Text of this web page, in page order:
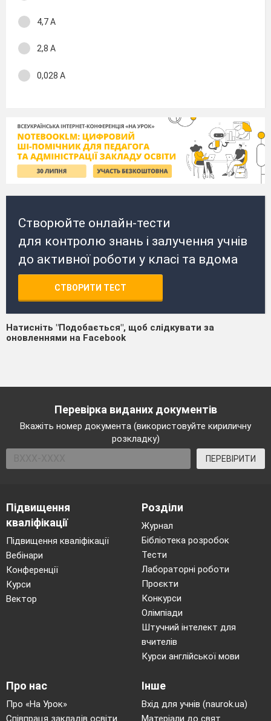
4,7 А
2,8 А
0,028 А
Створюйте онлайн-тести
для контролю знань і залучення учнів
до активної роботи у класі та вдома
СТВОРИТИ ТЕСТ
Натисніть "Подобається", щоб слідкувати за
оновленнями на Facebook
Перевірка виданих документів
Вкажіть номер документа (використовуйте кириличну
розкладку)
ПЕРЕВІРИТИ
Підвищення
кваліфікації
Підвищення кваліфікації
Вебінари
Конференції
Курси
Вектор
Розділи
Журнал
Бібліотека розробок
Тести
Лабораторні роботи
Проєкти
Конкурси
Олімпіади
Штучний інтелект для
вчителів
Курси англійської мови
Про нас
Про «На Урок»
Співпраця закладів освіти
Інше
Вхід для учнів (naurok.ua)
Матеріали до свят